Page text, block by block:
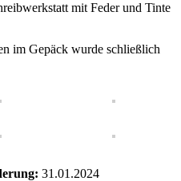
mit Feder und Tinte
im Gepäck wurde schließlich
31.01.2024